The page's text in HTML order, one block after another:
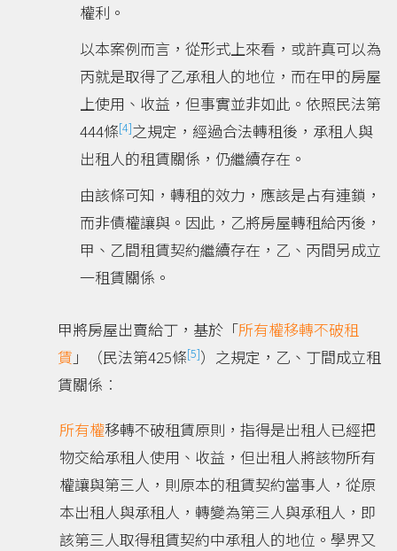
權利。
以本案例而言，從形式上來看，或許真可以為
丙就是取得了乙承租人的地位，而在甲的房屋
上使用、收益，但事實並非如此。依照民法第
444條[4]之規定，經過合法轉租後，承租人與
出租人的租賃關係，仍繼續存在。
由該條可知，轉租的效力，應該是占有連鎖，
而非債權讓與。因此，乙將房屋轉租給丙後，
甲、乙間租賃契約繼續存在，乙、丙間另成立
一租賃關係。
甲將房屋出賣給丁，基於「所有權移轉不破租
賃 」（民法第425條[5]）之規定，乙、丁間成立租
賃關係︰
所有權移轉不破租賃原則，指得是出租人已經把
物交給承租人使用、收益，但出租人將該物所有
權讓與第三人，則原本的租賃契約當事人，從原
本出租人與承租人，轉變為第三人與承租人，即
該第三人取得租賃契約中承租人的地位。學界又